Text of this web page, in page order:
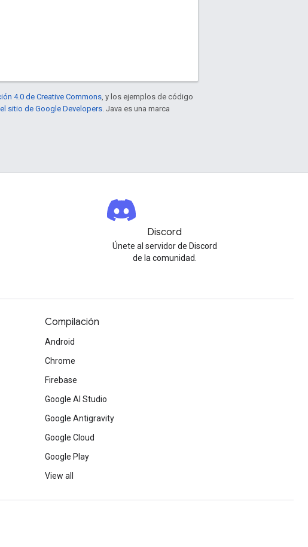
4.0 de Creative Commons , y los ejemplos de código
sitio de Google Developers . Java es una marca
Discord
Únete al servidor de Discord
de la comunidad.
Compilación
Android
Chrome
Firebase
Google AI Studio
Google Antigravity
Google Cloud
Google Play
View all